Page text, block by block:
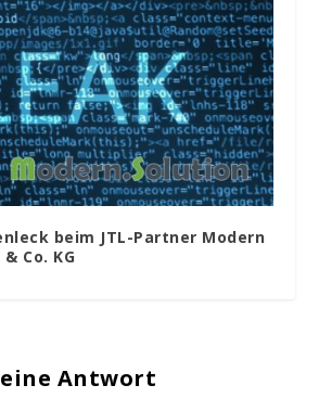
beim JTL-Partner Modern
Co. KG
Antwort